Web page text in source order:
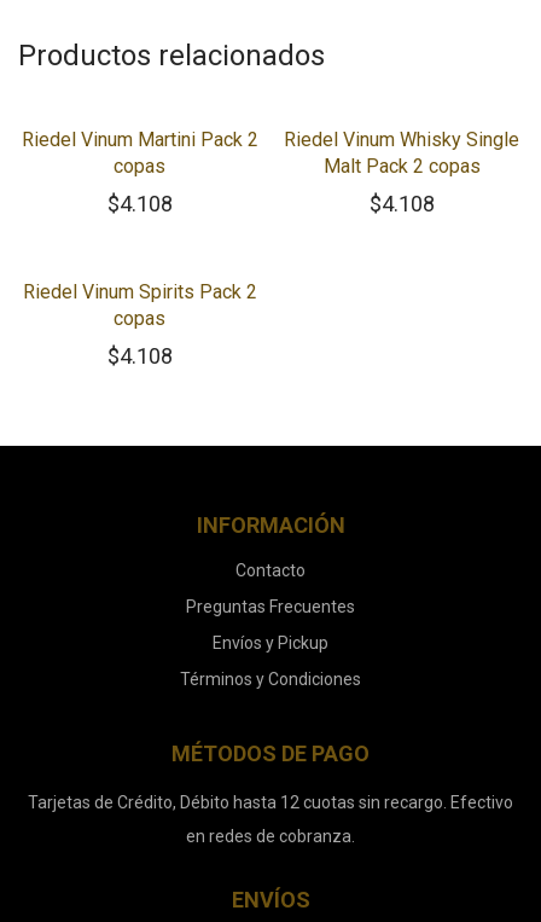
Productos relacionados
Riedel Vinum Martini Pack 2
copas
$4.108
Riedel Vinum Whisky Single
Malt Pack 2 copas
$4.108
Riedel Vinum Spirits Pack 2
copas
$4.108
INFORMACIÓN
Contacto
Preguntas Frecuentes
Envíos y Pickup
Términos y Condiciones
MÉTODOS DE PAGO
Tarjetas de Crédito, Débito hasta 12 cuotas sin recargo. Efectivo
en redes de cobranza.
ENVÍOS